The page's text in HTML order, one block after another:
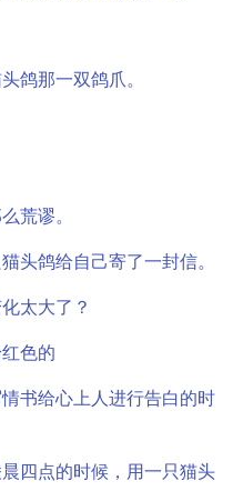
鸽那一双鸽爪。
荒谬。
头鸽给自己寄了一封信。
太大了？
色的
书给心上人进行告白的时
四点的时候，用一只猫头